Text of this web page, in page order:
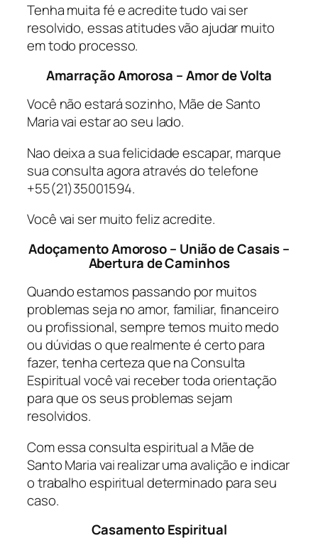
Tenha muita fé e acredite tudo vai ser
resolvido, essas atitudes vão ajudar muito
em todo processo.
Amarração Amorosa – Amor de Volta
Você não estará sozinho, Mãe de Santo
Maria vai estar ao seu lado.
Nao deixa a sua felicidade escapar, marque
sua consulta agora através do telefone
+55(21)35001594.
Você vai ser muito feliz acredite.
Adoçamento Amoroso – União de Casais –
Abertura de Caminhos
Quando estamos passando por muitos
problemas seja no amor, familiar, financeiro
ou profissional, sempre temos muito medo
ou dúvidas o que realmente é certo para
fazer, tenha certeza que na Consulta
Espiritual você vai receber toda orientação
para que os seus problemas sejam
resolvidos.
Com essa consulta espiritual a Mãe de
Santo Maria vai realizar uma avalição e indicar
o trabalho espiritual determinado para seu
caso.
Casamento Espiritual